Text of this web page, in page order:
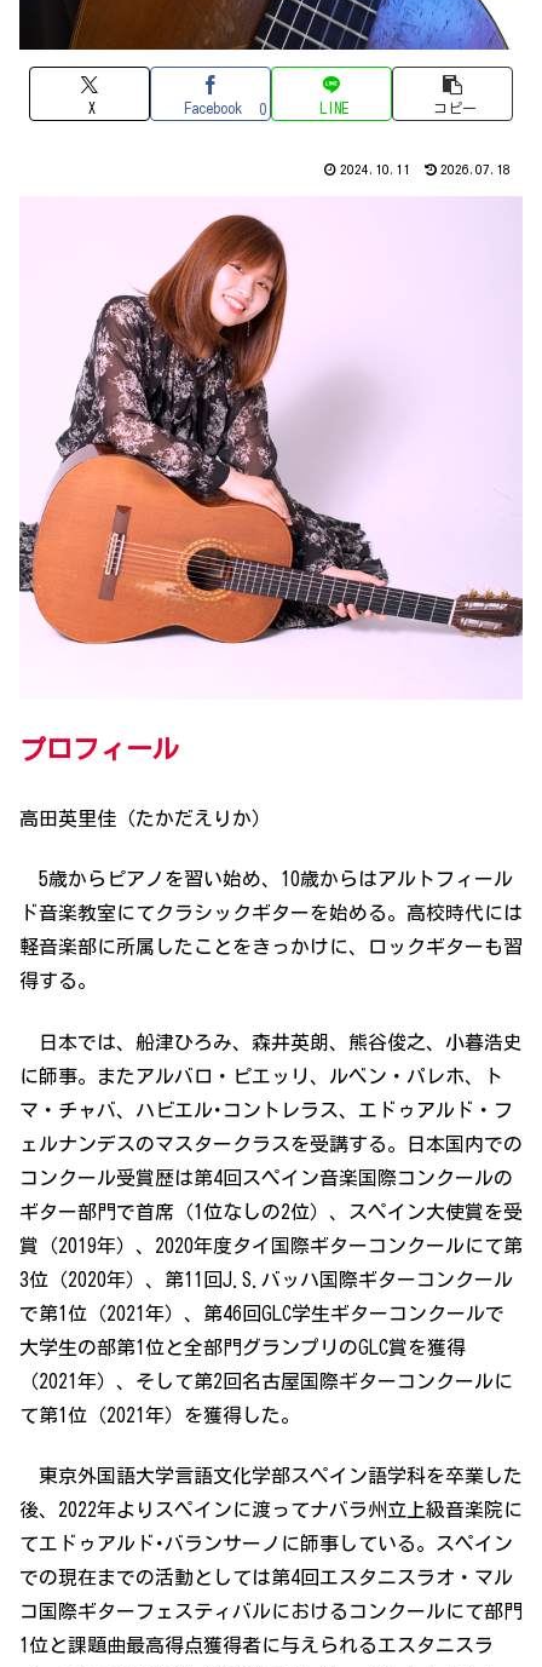
X Facebook 0 LINE コピー
2024.10.11 2026.07.18
プロフィール
高田英里佳（たかだえりか）
5歳からピアノを習い始め、10歳からはアルトフィール
ド音楽教室にてクラシックギターを始める。高校時代には
軽音楽部に所属したことをきっかけに、ロックギターも習
得する。
日本では、船津ひろみ、森井英朗、熊谷俊之、小暮浩史
に師事。またアルバロ・ピエッリ、ルベン・パレホ、ト
マ・チャバ、ハビエル･コントレラス、エドゥアルド・フ
ェルナンデスのマスタークラスを受講する。日本国内での
コンクール受賞歴は第4回スペイン音楽国際コンクールの
ギター部門で首席（1位なしの2位）、スペイン大使賞を受
賞（2019年）、2020年度タイ国際ギターコンクールにて第
3位（2020年）、第11回J.S.バッハ国際ギターコンクール
で第1位（2021年）、第46回GLC学生ギターコンクールで
大学生の部第1位と全部門グランプリのGLC賞を獲得
（2021年）、そして第2回名古屋国際ギターコンクールに
て第1位（2021年）を獲得した。
東京外国語大学言語文化学部スペイン語学科を卒業した
後、2022年よりスペインに渡ってナバラ州立上級音楽院に
てエドゥアルド･バランサーノに師事している。スペイン
での現在までの活動としては第4回エスタニスラオ・マル
コ国際ギターフェスティバルにおけるコンクールにて部門
1位と課題曲最高得点獲得者に与えられるエスタニスラ